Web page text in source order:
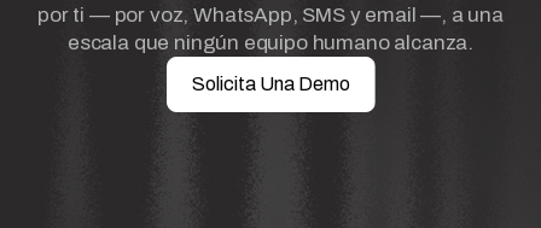
por ti — por voz, WhatsApp, SMS y email —, a una
escala que ningún equipo humano alcanza.
Solicita Una Demo